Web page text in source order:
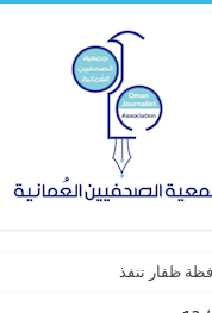
ظفار تنفذ ورشة عمل “أساس